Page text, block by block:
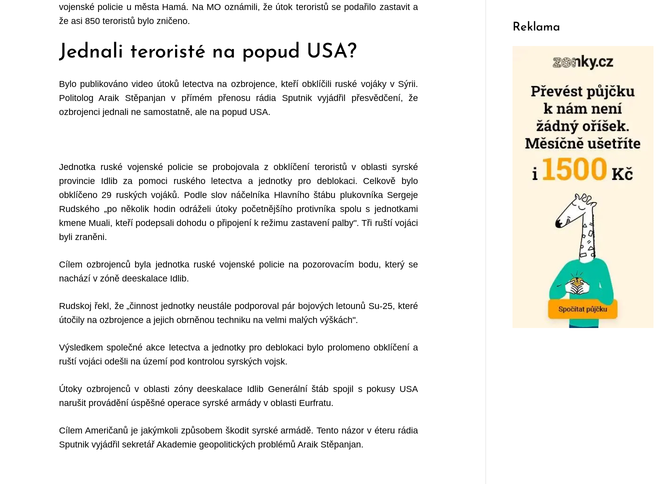
vojenské policie u města Hamá. Na MO oznámili, že útok teroristů se podařilo zastavit a
že asi 850 teroristů bylo zničeno.
Jednali teroristé na popud USA?
Bylo publikováno video útoků letectva na ozbrojence, kteří obklíčili ruské vojáky v Sýrii.
Politolog Araik Stěpanjan v přímém přenosu rádia Sputnik vyjádřil přesvědčení, že
ozbrojenci jednali ne samostatně, ale na popud USA.
Jednotka ruské vojenské policie se probojovala z obklíčení teroristů v oblasti syrské
provincie Idlib za pomoci ruského letectva a jednotky pro deblokaci. Celkově bylo
obklíčeno 29 ruských vojáků. Podle slov náčelníka Hlavního štábu plukovníka Sergeje
Rudského „po několik hodin odráželi útoky početnějšího protivníka spolu s jednotkami
kmene Muali, kteří podepsali dohodu o připojení k režimu zastavení palby". Tři ruští vojáci
byli zraněni.
Cílem ozbrojenců byla jednotka ruské vojenské policie na pozorovacím bodu, který se
nachází v zóně deeskalace Idlib.
Rudskoj řekl, že „činnost jednotky neustále podporoval pár bojových letounů Su-25, které
útočily na ozbrojence a jejich obrněnou techniku na velmi malých výškách".
Výsledkem společné akce letectva a jednotky pro deblokaci bylo prolomeno obklíčení a
ruští vojáci odešli na území pod kontrolou syrských vojsk.
Útoky ozbrojenců v oblasti zóny deeskalace Idlib Generální štáb spojil s pokusy USA
narušit provádění úspěšné operace syrské armády v oblasti Eurfratu.
Cílem Američanů je jakýmkoli způsobem škodit syrské armádě. Tento názor v éteru rádia
Sputnik vyjádřil sekretář Akademie geopolitických problémů Araik Stěpanjan.
Reklama
Search
for: